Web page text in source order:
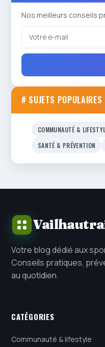
Nos meilleurs conseils
# SUJETS POPULAIRES
COMMUNAUTÉ &
SANTÉ & PRÉVENTION
Votre blog dédié aux
Conseils pratiques,
au quotidien.
CATÉGORIES
Communauté & lifestyle